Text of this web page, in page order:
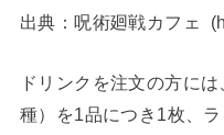
出典：呪術廻戦カフェ
ドリンクを注文の方に
種）を1品につき1枚、